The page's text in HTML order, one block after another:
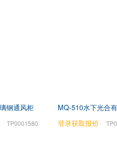
TP0001580
登录获取报价